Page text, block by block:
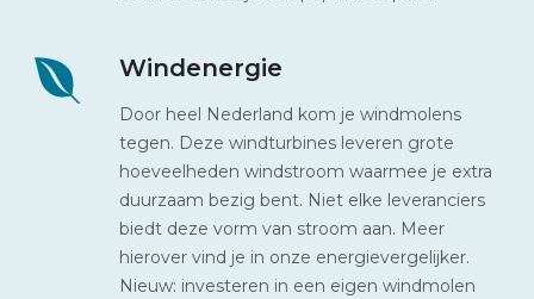
Windenergie
Door heel Nederland kom je windmolens
tegen. Deze windturbines leveren grote
hoeveelheden windstroom waarmee je extra
duurzaam bezig bent. Niet elke leveranciers
biedt deze vorm van stroom aan. Meer
hierover vind je in onze energievergelijker.
Nieuw: investeren in een eigen windmolen